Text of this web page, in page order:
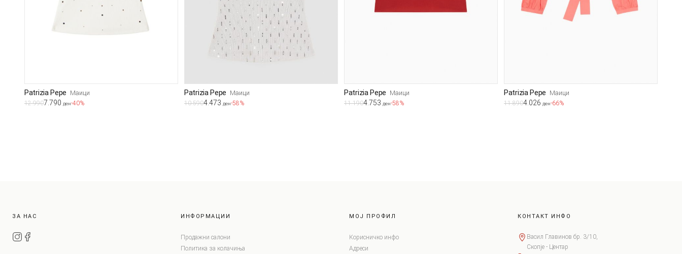
Patrizia Pepe Маици
12.9907.790 ден-40%
Patrizia Pepe Маици
10.5904.473 ден-58%
Patrizia Pepe Маици
11.1904.753 ден-58%
Patrizia Pepe Маици
11.8904.026 ден-66%
ЗА НАС ИНФОРМАЦИИ
Продажни салони
Политика за колачиња
МОЈ ПРОФИЛ
Корисничко инфо
Адреси
КОНТАКТ ИНФО
Васил Главинов бр. 3/10,
Скопје - Центар